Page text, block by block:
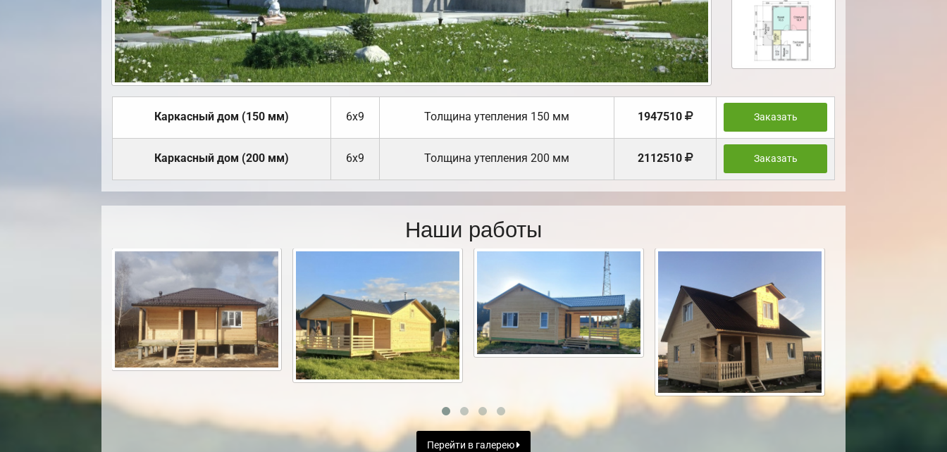
Каркасный дом (150 мм) 6х9 Толщина утепления 150 мм 1947510 Заказать
Каркасный дом (200 мм) 6х9 Толщина утепления 200 мм 2112510 Заказать
Наши работы
Перейти в галерею